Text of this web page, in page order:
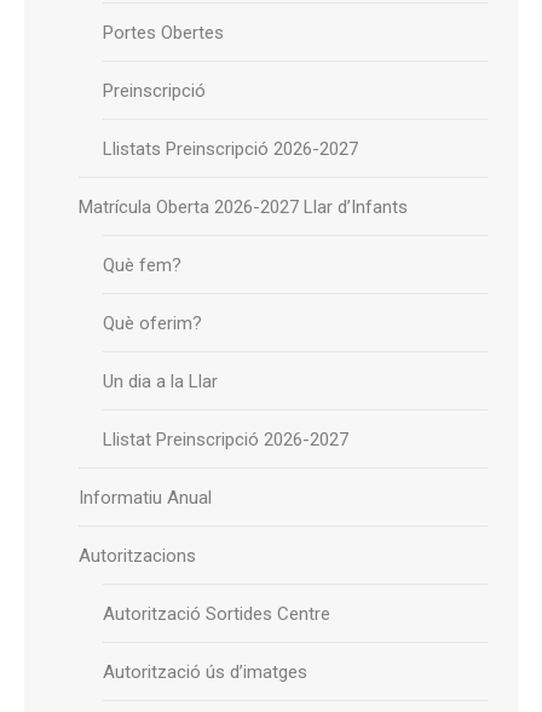
Portes Obertes
Preinscripció
Llistats Preinscripció 2026-2027
Matrícula Oberta 2026-2027 Llar d’Infants
Què fem?
Què oferim?
Un dia a la Llar
Llistat Preinscripció 2026-2027
Informatiu Anual
Autoritzacions
Autorització Sortides Centre
Autorització ús d’imatges